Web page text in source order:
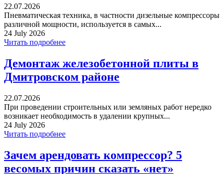
22.07.2026
Пневматическая техника, в частности дизельные компрессоры
различной мощности, используется в самых...
24 July 2026
Читать подробнее
Демонтаж железобетонной плиты в
Дмитровском районе
22.07.2026
При проведении строительных или земляных работ нередко
возникает необходимость в удалении крупных...
24 July 2026
Читать подробнее
Зачем арендовать компрессор? 5
весомых причин сказать «нет»